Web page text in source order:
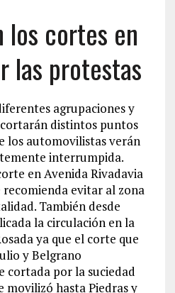
los cortes en
las protestas
agrupaciones y
distintos puntos
los automovilistas verán
interrumpida.
en Avenida Rivadavia
evitar al zona
También desde
la circulación en la
ya que el corte que
y Belgrano
cortada por la suciedad
movilizó hasta Piedras y